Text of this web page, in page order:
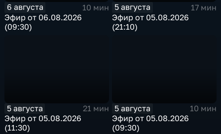
6 августа
10 мин
Эфир от 06.08.2026
(09:30)
5 августа
17 мин
Эфир от 05.08.2026
(21:10)
5 августа
21 мин
Эфир от 05.08.2026
(11:30)
5 августа
10 мин
Эфир от 05.08.2026
(09:30)